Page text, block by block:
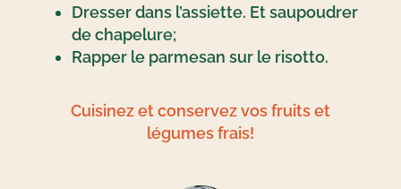
Dresser dans l’assiette. Et saupoudrer
de chapelure;
Rapper le parmesan sur le risotto.
Cuisinez et conservez vos fruits et
légumes frais!